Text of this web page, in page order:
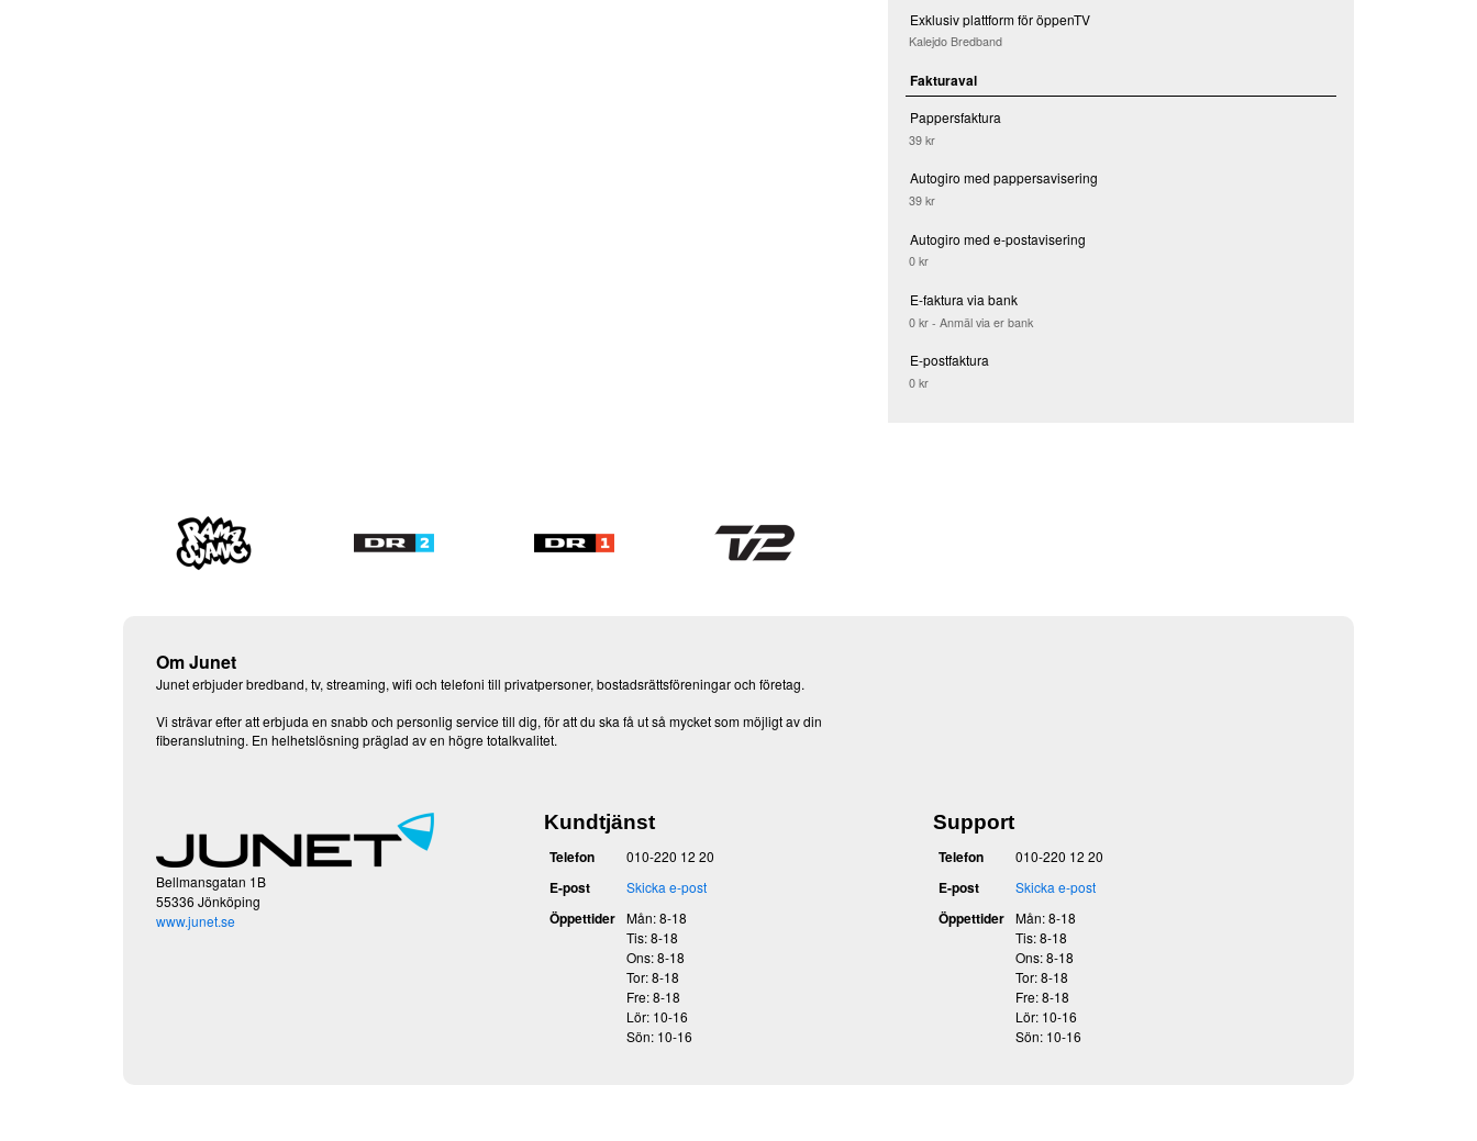
Exklusiv plattform för öppenTV
Kalejdo Bredband
Fakturaval
Pappersfaktura
39 kr
Autogiro med pappersavisering
39 kr
Autogiro med e-postavisering
0 kr
E-faktura via bank
0 kr - Anmäl via er bank
E-postfaktura
0 kr
Om Junet
Junet erbjuder bredband, tv, streaming, wifi och telefoni till privatpersoner, bostadsrättsföreningar och företag.
Vi strävar efter att erbjuda en snabb och personlig service till dig, för att du ska få ut så mycket som möjligt av din
fiberanslutning. En helhetslösning präglad av en högre totalkvalitet.
Bellmansgatan 1B
55336 Jönköping
www.junet.se
Kundtjänst
Telefon 010-220 12 20
E-post Skicka e-post
Öppettider
Mån: 8-18
Tis: 8-18
Ons: 8-18
Tor: 8-18
Fre: 8-18
Lör: 10-16
Sön: 10-16
Support
Telefon 010-220 12 20
E-post Skicka e-post
Öppettider
Mån: 8-18
Tis: 8-18
Ons: 8-18
Tor: 8-18
Fre: 8-18
Lör: 10-16
Sön: 10-16